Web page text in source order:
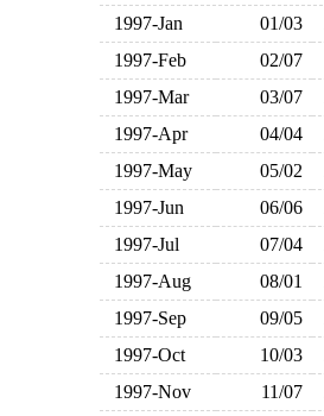
1997-Jan 01/03
1997-Feb
02/07
1997-Mar
03/07
1997-Apr
04/04
1997-May
05/02
1997-Jun
06/06
1997-Jul
07/04
1997-Aug
08/01
1997-Sep
09/05
1997-Oct
10/03
1997-Nov
11/07